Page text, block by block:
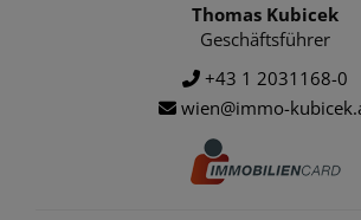
Thomas Kubicek
Geschäftsführer
+43 1 2031168-0
wien@immo-